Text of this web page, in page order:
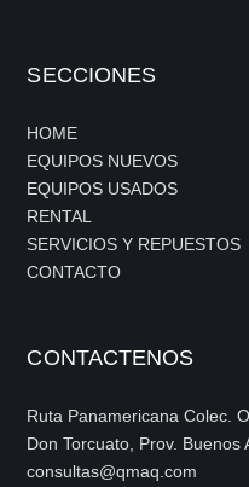
SECCIONES
HOME
EQUIPOS NUEVOS
EQUIPOS USADOS
RENTAL
SERVICIOS Y REPUESTOS
CONTACTO
CONTACTENOS
Ruta Panamericana Colec.
Don Torcuato, Prov. Buenos
consultas@qmaq.com